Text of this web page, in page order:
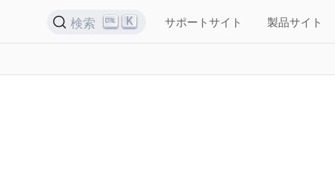
検索 K サポートサイト 製品サイト